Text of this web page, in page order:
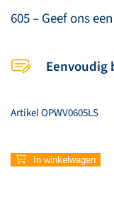
605 – Geef ons
Eenvoudig
ArtikelOPWV0605LS
605
–
In winkelwagen